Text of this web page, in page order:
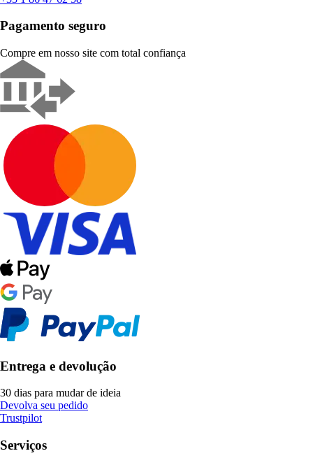
Pagamento seguro
Compre em nosso site com total confiança
Entrega e devolução
30 dias para mudar de ideia
Devolva seu pedido
Trustpilot
Serviços